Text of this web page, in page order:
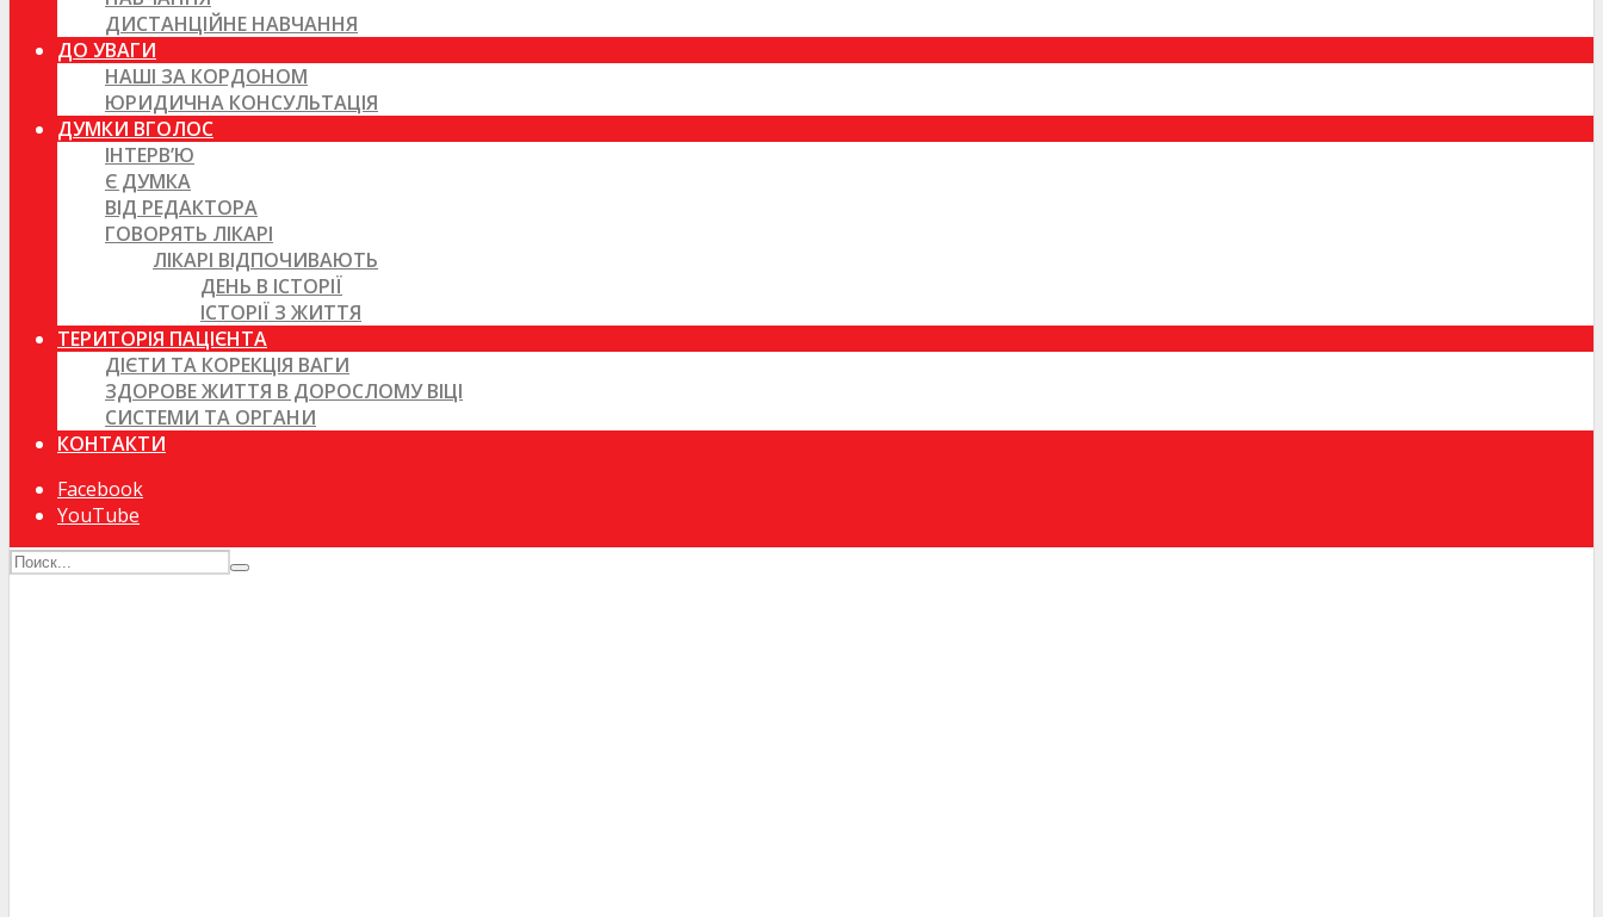
ДИСТАНЦІЙНЕ НАВЧАННЯ
ДО УВАГИ
НАШІ ЗА КОРДОНОМ
ЮРИДИЧНА КОНСУЛЬТАЦІЯ
ДУМКИ ВГОЛОС
ІНТЕРВ’Ю
Є ДУМКА
ВІД РЕДАКТОРА
ГОВОРЯТЬ ЛІКАРІ
ЛІКАРІ ВІДПОЧИВАЮТЬ
ДЕНЬ В ІСТОРІЇ
ІСТОРІЇ З ЖИТТЯ
ТЕРИТОРІЯ ПАЦІЄНТА
ДІЄТИ ТА КОРЕКЦІЯ ВАГИ
ЗДОРОВЕ ЖИТТЯ В ДОРОСЛОМУ ВІЦІ
СИСТЕМИ ТА ОРГАНИ
КОНТАКТИ
Facebook
YouTube